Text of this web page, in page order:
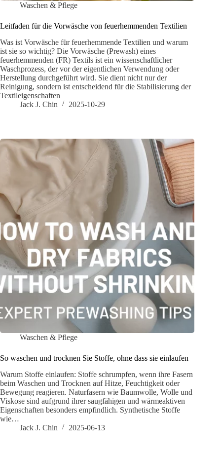
Waschen & Pflege
Leitfaden für die Vorwäsche von feuerhemmenden Textilien
Was ist Vorwäsche für feuerhemmende Textilien und warum
ist sie so wichtig? Die Vorwäsche (Prewash) eines
feuerhemmenden (FR) Textils ist ein wissenschaftlicher
Waschprozess, der vor der eigentlichen Verwendung oder
Herstellung durchgeführt wird. Sie dient nicht nur der
Reinigung, sondern ist entscheidend für die Stabilisierung der
Textileigenschaften
Jack J. Chin
2025-10-29
Waschen & Pflege
So waschen und trocknen Sie Stoffe, ohne dass sie einlaufen
Warum Stoffe einlaufen: Stoffe schrumpfen, wenn ihre Fasern
beim Waschen und Trocknen auf Hitze, Feuchtigkeit oder
Bewegung reagieren. Naturfasern wie Baumwolle, Wolle und
Viskose sind aufgrund ihrer saugfähigen und wärmeaktiven
Eigenschaften besonders empfindlich. Synthetische Stoffe
wie…
Jack J. Chin
2025-06-13